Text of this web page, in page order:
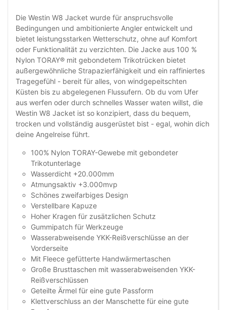
Die Westin W8 Jacket wurde für anspruchsvolle
Bedingungen und ambitionierte Angler entwickelt und
bietet leistungsstarken Wetterschutz, ohne auf Komfort
oder Funktionalität zu verzichten. Die Jacke aus 100 %
Nylon TORAY® mit gebondetem Trikotrücken bietet
außergewöhnliche Strapazierfähigkeit und ein raffiniertes
Tragegefühl - bereit für alles, von windgepeitschten
Küsten bis zu abgelegenen Flussufern. Ob du vom Ufer
aus werfen oder durch schnelles Wasser waten willst, die
Westin W8 Jacket ist so konzipiert, dass du bequem,
trocken und vollständig ausgerüstet bist - egal, wohin dich
deine Angelreise führt.
100% Nylon TORAY-Gewebe mit gebondeter
Trikotunterlage
Wasserdicht +20.000mm
Atmungsaktiv +3.000mvp
Schönes zweifarbiges Design
Verstellbare Kapuze
Hoher Kragen für zusätzlichen Schutz
Gummipatch für Werkzeuge
Wasserabweisende YKK-Reißverschlüsse an der
Vorderseite
Mit Fleece gefütterte Handwärmertaschen
Große Brusttaschen mit wasserabweisenden YKK-
Reißverschlüssen
Geteilte Ärmel für eine gute Passform
Klettverschluss an der Manschette für eine gute